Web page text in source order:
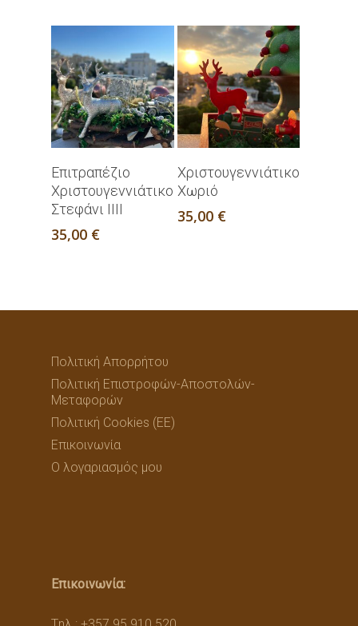
Προσθήκη Στο
Καλάθι
Επιτραπέζιο
Χριστουγεννιάτικο
Στεφάνι ΙΙΙΙ
35,00 €
Προσθήκη Στο
Καλάθι
Χριστουγεννιάτικο
Χωριό
35,00 €
Πολιτική Απορρήτου
Πολιτική Επιστροφών-Αποστολών-
Μεταφορών
Πολιτική Cookies (ΕΕ)
Επικοινωνία
Ο λογαριασμός μου
Επικοινωνία: